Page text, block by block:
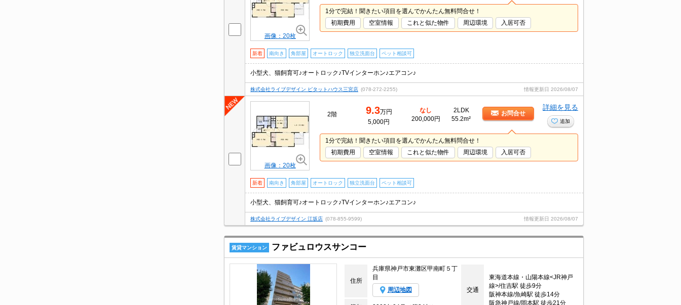
画像：20枚
1分で完結！聞きたい項目を選んでかんたん無料問合せ！
初期費用
空室情報 これと似た物件 周辺環境 入居可否
新着 南向き 角部屋 オートロック 独立洗面台 ペット相談可
小型犬、猫飼育可♪オートロック♪TVインターホン♪エアコン♪
株式会社ライブデザイン ピタットハウス三宮店 (078-272-2255) 情報更新日 2026/08/07
画像：20枚
2階 9.3万円
5,000円
なし
200,000円
2LDK
55.2m²
お問合せ
詳細を見る
追加
1分で完結！聞きたい項目を選んでかんたん無料問合せ！
初期費用
空室情報 これと似た物件 周辺環境 入居可否
新着 南向き 角部屋 オートロック 独立洗面台 ペット相談可
小型犬、猫飼育可♪オートロック♪TVインターホン♪エアコン♪
株式会社ライブデザイン 江坂店 (078-855-9599) 情報更新日 2026/08/07
賃貸マンション ファビュロウスサンコー
住所
兵庫県神戸市東灘区甲南町５丁
目
周辺地図 交通
東海道本線・山陽本線<JR神戸
線>/住吉駅 徒歩9分
阪神本線/魚崎駅 徒歩14分
阪急神戸線/岡本駅 徒歩21分